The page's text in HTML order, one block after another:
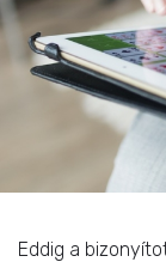
Eddig a